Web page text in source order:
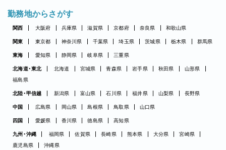
勤務地からさがす
関西 大阪府 兵庫県 滋賀県 京都府 奈良県 和歌山県
関東 東京都 神奈川県 千葉県 埼玉県 茨城県 栃木県 群馬県
東海 愛知県 静岡県 岐阜県 三重県
北海道・東北 北海道 宮城県 青森県 岩手県 秋田県
山形県
福島県
北陸・甲信越 新潟県 富山県 石川県 福井県 山梨県 長野県
中国 広島県 岡山県 島根県 鳥取県 山口県
四国 愛媛県 香川県 徳島県 高知県
九州・沖縄 福岡県 佐賀県 長崎県 熊本県 大分県
宮崎県
鹿児島県
沖縄県